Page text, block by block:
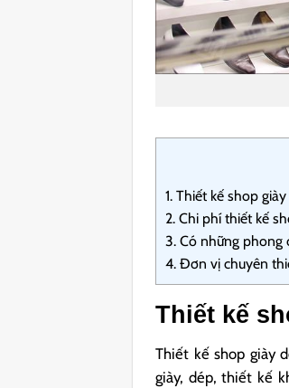
1. Thiết kế shop
2. Chi phí thiết kế
3. Có những phong
4. Đơn vị chuyên
Thiết kế
Thiết kế shop giày
giày, dép, thiết kế